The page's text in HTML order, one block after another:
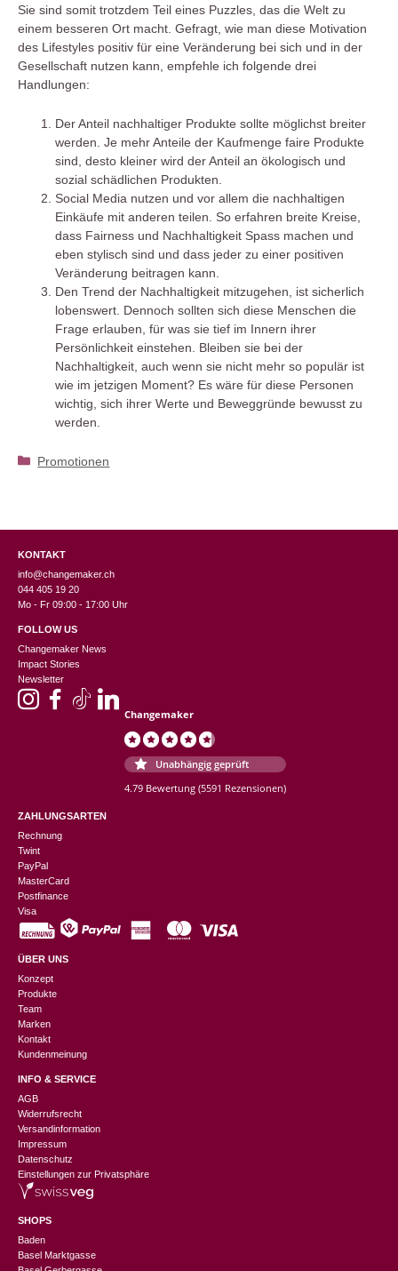
Sie sind somit trotzdem Teil eines Puzzles, das die Welt zu
einem besseren Ort macht. Gefragt, wie man diese Motivation
des Lifestyles positiv für eine Veränderung bei sich und in der
Gesellschaft nutzen kann, empfehle ich folgende drei
Handlungen:
Der Anteil nachhaltiger Produkte sollte möglichst breiter
werden. Je mehr Anteile der Kaufmenge faire Produkte
sind, desto kleiner wird der Anteil an ökologisch und
sozial schädlichen Produkten.
Social Media nutzen und vor allem die nachhaltigen
Einkäufe mit anderen teilen. So erfahren breite Kreise,
dass Fairness und Nachhaltigkeit Spass machen und
eben stylisch sind und dass jeder zu einer positiven
Veränderung beitragen kann.
Den Trend der Nachhaltigkeit mitzugehen, ist sicherlich
lobenswert. Dennoch sollten sich diese Menschen die
Frage erlauben, für was sie tief im Innern ihrer
Persönlichkeit einstehen. Bleiben sie bei der
Nachhaltigkeit, auch wenn sie nicht mehr so populär ist
wie im jetzigen Moment? Es wäre für diese Personen
wichtig, sich ihrer Werte und Beweggründe bewusst zu
werden.
Kategorien
Promotionen
KONTAKT
info@changemaker.ch
044 405 19 20
Mo - Fr 09:00 - 17:00 Uhr
FOLLOW US
Changemaker News
Impact Stories
Newsletter
Changemaker
Unabhängig geprüft
4.79 Bewertung (5591 Rezensionen)
ZAHLUNGSARTEN
Rechnung
Twint
PayPal
MasterCard
Postfinance
Visa
ÜBER UNS
Konzept
Produkte
Team
Marken
Kontakt
Kundenmeinung
INFO & SERVICE
AGB
Widerrufsrecht
Versandinformation
Impressum
Datenschutz
Einstellungen zur Privatsphäre
SHOPS
Baden
Basel Marktgasse